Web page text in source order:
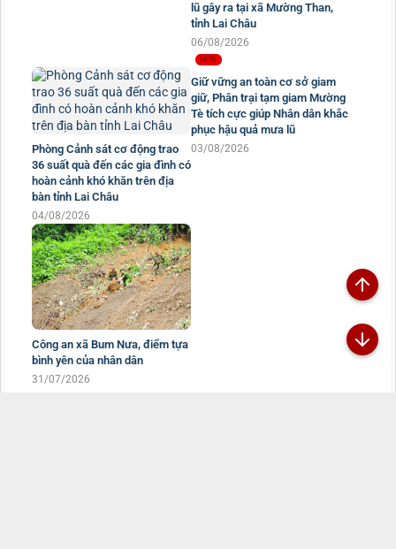
lũ gây ra tại xã Mường Than,
tỉnh Lai Châu
06/08/2026
Phòng Cảnh sát cơ động trao
36 suất quà đến các gia đình có
hoàn cảnh khó khăn trên địa
bàn tỉnh Lai Châu
04/08/2026
Giữ vững an toàn cơ sở giam
giữ, Phân trại tạm giam Mường
Tè tích cực giúp Nhân dân khắc
phục hậu quả mưa lũ
03/08/2026
Công an xã Bum Nưa, điểm tựa
bình yên của nhân dân
31/07/2026